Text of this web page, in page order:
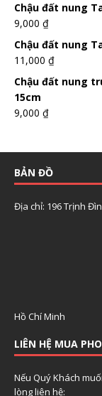
Chậu đất nung
9,000 ₫
Chậu đất nung
11,000 ₫
Chậu đất nung
15cm
9,000 ₫
BẢN ĐỒ
Địa chỉ: 196 Trịnh
Hồ Chí Minh
LIÊN HỆ MUA
Nếu Quý Khách
lòng liên hệ: